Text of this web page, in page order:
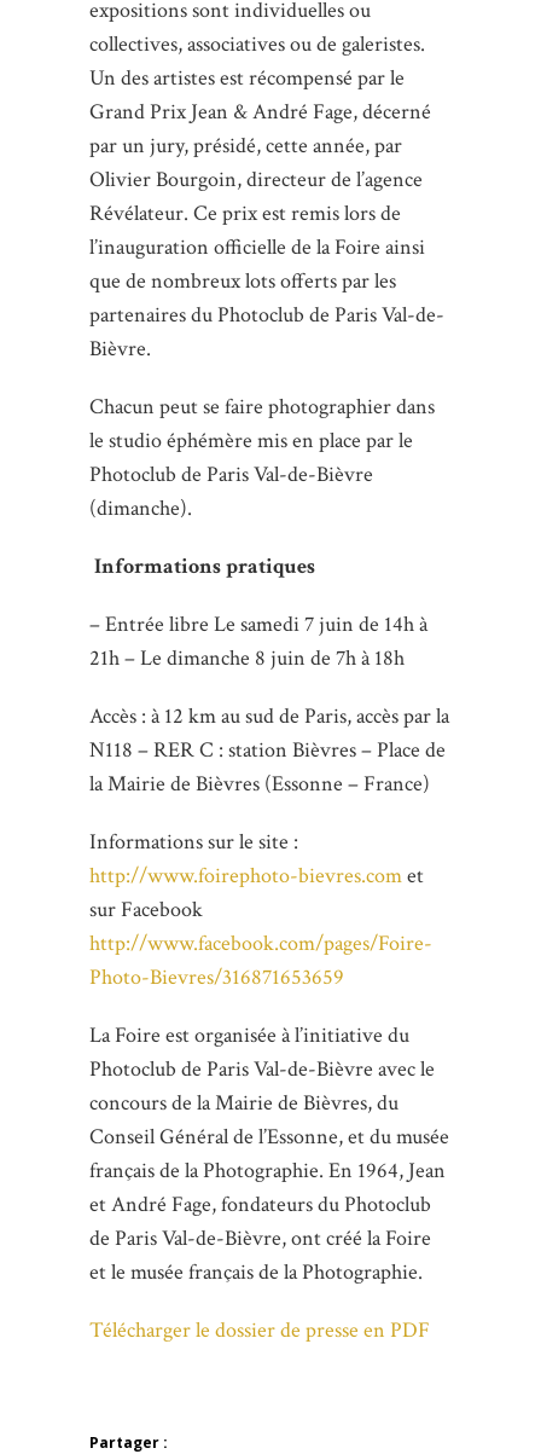
expositions sont individuelles ou
collectives, associatives ou de galeristes.
Un des artistes est récompensé par le
Grand Prix Jean & André Fage, décerné
par un jury, présidé, cette année, par
Olivier Bourgoin, directeur de l’agence
Révélateur. Ce prix est remis lors de
l’inauguration officielle de la Foire ainsi
que de nombreux lots offerts par les
partenaires du Photoclub de Paris Val-de-
Bièvre.
Chacun peut se faire photographier dans
le studio éphémère mis en place par le
Photoclub de Paris Val-de-Bièvre
(dimanche).
Informations pratiques
– Entrée libre Le samedi 7 juin de 14h à
21h – Le dimanche 8 juin de 7h à 18h
Accès : à 12 km au sud de Paris, accès par la
N118 – RER C : station Bièvres – Place de
la Mairie de Bièvres (Essonne – France)
Informations sur le site :
http://www.foirephoto-bievres.comet
sur Facebook
http://www.facebook.com/pages/Foire-
Photo-Bievres/316871653659
La Foire est organisée à l’initiative du
Photoclub de Paris Val-de-Bièvre avec le
concours de la Mairie de Bièvres, du
Conseil Général de l’Essonne, et du musée
français de la Photographie. En 1964, Jean
et André Fage, fondateurs du Photoclub
de Paris Val-de-Bièvre, ont créé la Foire
et le musée français de la Photographie.
Télécharger le dossier de presse en PDF
Partager :